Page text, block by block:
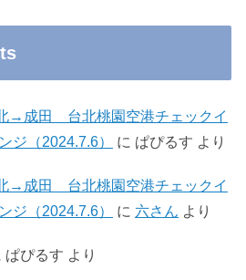
→成田 台北桃園空港チェックイ
ジ（2024.7.6）
に ぱぴるす より
→成田 台北桃園空港チェックイ
ジ（2024.7.6）
に 六さん より
ぱぴるす より